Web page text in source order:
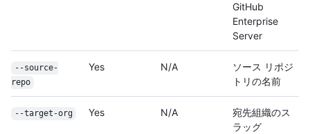
GitHub
Enterprise
Server
--source-
repo
Yes N/A
ソース リポジ
トリの名前
--target-org Yes N/A
宛先組織のス
ラッグ